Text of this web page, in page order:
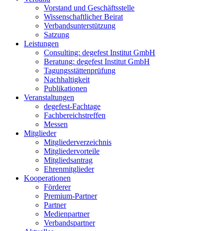
Vorstand und Geschäftsstelle
Wissenschaftlicher Beirat
Verbandsunterstützung
Satzung
Leistungen
Consulting: degefest Institut GmbH
Beratung: degefest Institut GmbH
Tagungsstättenprüfung
Nachhaltigkeit
Publikationen
Veranstaltungen
degefest-Fachtage
Fachbereichstreffen
Messen
Mitglieder
Mitgliederverzeichnis
Mitgliedervorteile
Mitgliedsantrag
Ehrenmitglieder
Kooperationen
Förderer
Premium-Partner
Partner
Medienpartner
Verbandspartner